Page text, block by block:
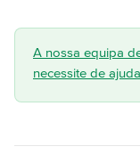
A nossa equipa
necessite de